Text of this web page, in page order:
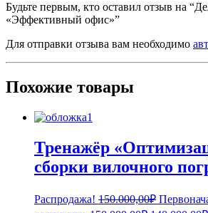
Будьте первым, кто оставил отзыв на
«Эффективный офис»”
Для отправки отзыва вам необходимо
Похожие товары
Тренажёр
сборки вилочного
Распродажа! 150.000,00₽